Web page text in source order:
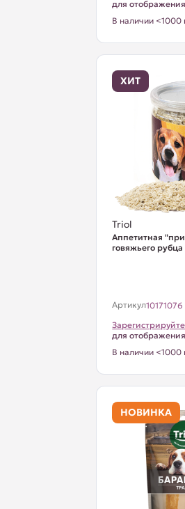
для
В наличии <1000
ХИТ
Triol
Аппетитная
говяжьего рубца
Артикул10171076
для
В наличии <1000
НОВИНКА